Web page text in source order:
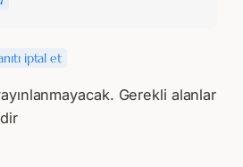
iptal et
Gerekli alanlar